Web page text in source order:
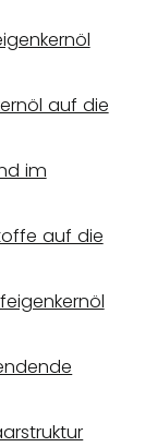
auf die
im
auf die